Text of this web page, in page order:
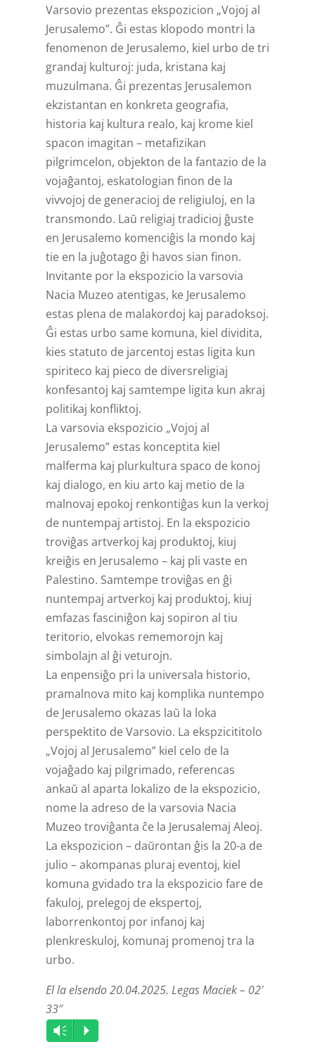
Varsovio prezentas ekspozicion „Vojoj al
Jerusalemo”. Ĝi estas klopodo montri la
fenomenon de Jerusalemo, kiel urbo de tri
grandaj kulturoj: juda, kristana kaj
muzulmana. Ĝi prezentas Jerusalemon
ekzistantan en konkreta geografia,
historia kaj kultura realo, kaj krome kiel
spacon imagitan – metafizikan
pilgrimcelon, objekton de la fantazio de la
vojaĝantoj, eskatologian finon de la
vivvojoj de generacioj de religiuloj, en la
transmondo. Laŭ religiaj tradicioj ĝuste
en Jerusalemo komenciĝis la mondo kaj
tie en la juĝotago ĝi havos sian finon.
Invitante por la ekspozicio la varsovia
Nacia Muzeo atentigas, ke Jerusalemo
estas plena de malakordoj kaj paradoksoj.
Ĝi estas urbo same komuna, kiel dividita,
kies statuto de jarcentoj estas ligita kun
spiriteco kaj pieco de diversreligiaj
konfesantoj kaj samtempe ligita kun akraj
politikaj konfliktoj.
La varsovia ekspozicio „Vojoj al
Jerusalemo” estas konceptita kiel
malferma kaj plurkultura spaco de konoj
kaj dialogo, en kiu arto kaj metio de la
malnovaj epokoj renkontiĝas kun la verkoj
de nuntempaj artistoj. En la ekspozicio
troviĝas artverkoj kaj produktoj, kiuj
kreiĝis en Jerusalemo – kaj pli vaste en
Palestino. Samtempe troviĝas en ĝi
nuntempaj artverkoj kaj produktoj, kiuj
emfazas fasciniĝon kaj sopiron al tiu
teritorio, elvokas rememorojn kaj
simbolajn al ĝi veturojn.
La enpensiĝo pri la universala historio,
pramalnova mito kaj komplika nuntempo
de Jerusalemo okazas laŭ la loka
perspektito de Varsovio. La ekspzicititolo
„Vojoj al Jerusalemo” kiel celo de la
vojaĝado kaj pilgrimado, referencas
ankaŭ al aparta lokalizo de la ekspozicio,
nome la adreso de la varsovia Nacia
Muzeo troviĝanta ĉe la Jerusalemaj Aleoj.
La ekspozicion – daŭrontan ĝis la 20-a de
julio – akompanas pluraj eventoj, kiel
komuna gvidado tra la ekspozicio fare de
fakuloj, prelegoj de ekspertoj,
laborrenkontoj por infanoj kaj
plenkreskuloj, komunaj promenoj tra la
urbo.
El la elsendo 20.04.2025. Legas Maciek – 02′
33″
Audio
Vm P